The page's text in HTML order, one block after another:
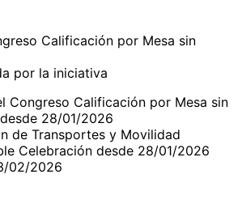
Calificación por Mesa sin
por la iniciativa
Congreso Calificación por Mesa sin
28/01/2026
de Transportes y Movilidad
Celebración desde 28/01/2026
02/2026